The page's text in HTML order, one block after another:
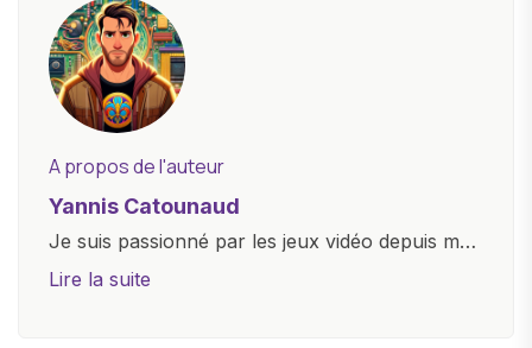
A propos de l'auteur
Yannis Catounaud
Je suis passionné par les jeux vidéo depuis mon
plus jeune âge. Mon amour pour l'univers
Lire la suite